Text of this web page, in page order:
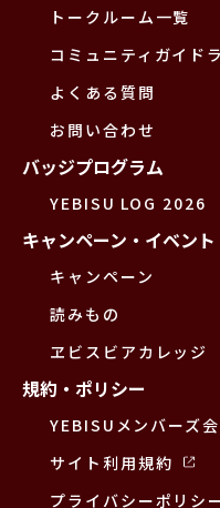
トークルーム一覧
コミュニティガイド
よくある質問
お問い合わせ
バッジプログラム
YEBISU LOG 2026
キャンペーン・イベント
キャンペーン
読みもの
ヱビスビアカレッジ
規約・ポリシー
YEBISUメンバーズ
サイト利用規約
プライバシーポリシ